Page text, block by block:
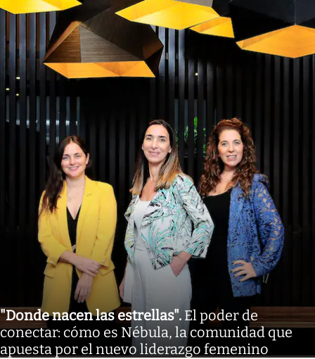
"Donde nacen las estrellas". El poder de
conectar: cómo es Nébula, la comunidad que
apuesta por el nuevo liderazgo femenino